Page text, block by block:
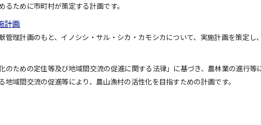
ために市町村が策定する計画です。
計画
管理計画のもと、イノシシ・サル・シカ・カモシカについて、実施計画を策定し
のための定住等及び地域間交流の促進に関する法律」に基づき、農林業の進行等
域間交流の促進等により、農山漁村の活性化を目指すための計画です。